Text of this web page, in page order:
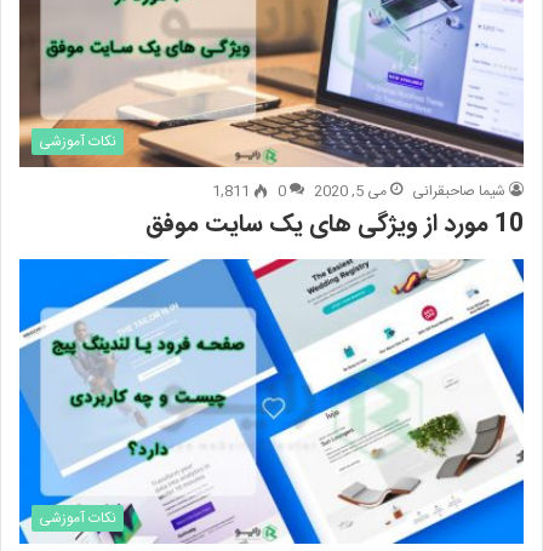
نکات آموزشی
شیما صاحبقرانی می 5, 2020 0
1,811
10 مورد از ویژگی های یک سایت موفق
نکات آموزشی